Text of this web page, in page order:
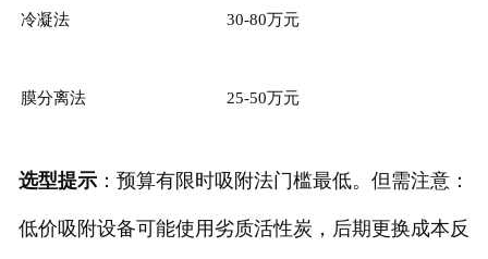
冷凝法 30-80万元
膜分离法 25-50万元
选型提示：预算有限时吸附法门槛最低。但需注意：
低价吸附设备可能使用劣质活性炭，后期更换成本反